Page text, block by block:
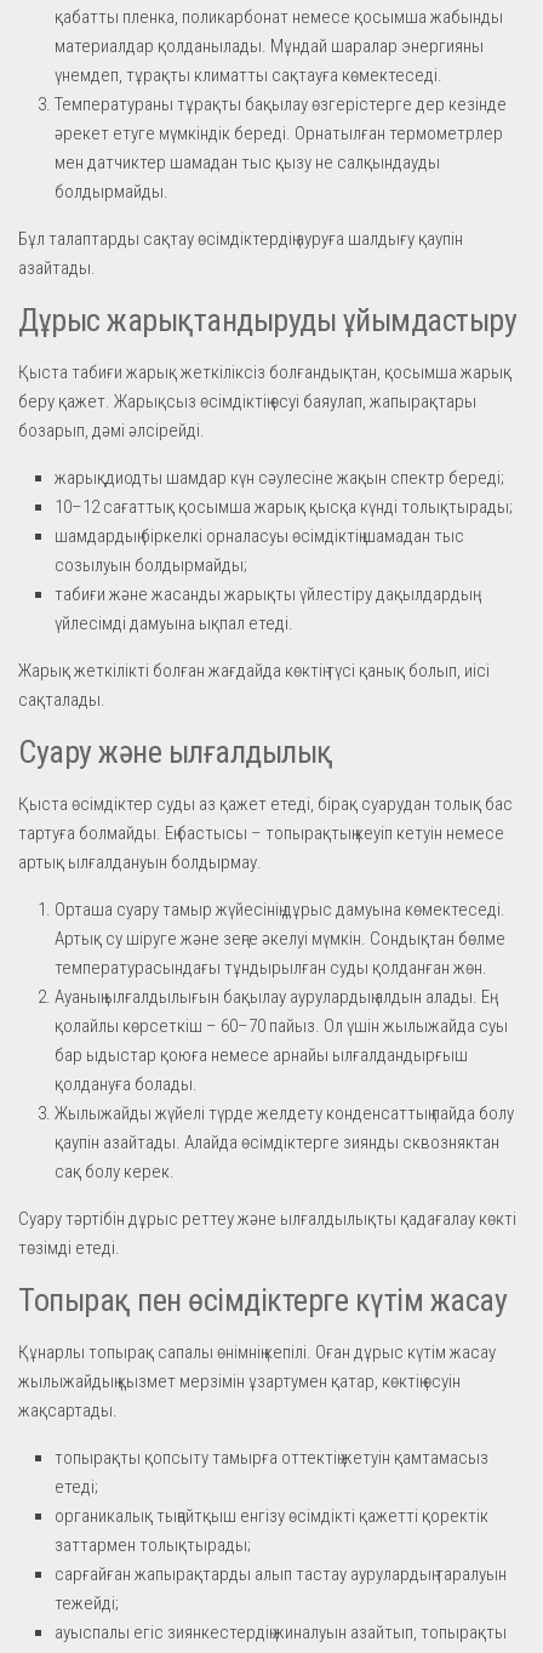
қабатты пленка, поликарбонат немесе қосымша жабынды
материалдар қолданылады. Мұндай шаралар энергияны
үнемдеп, тұрақты климатты сақтауға көмектеседі.
Температураны тұрақты бақылау өзгерістерге дер кезінде
әрекет етуге мүмкіндік береді. Орнатылған термометрлер
мен датчиктер шамадан тыс қызу не салқындауды
болдырмайды.
Бұл талаптарды сақтау өсімдіктердің ауруға шалдығу қаупін
азайтады.
Дұрыс жарықтандыруды ұйымдастыру
Қыста табиғи жарық жеткіліксіз болғандықтан, қосымша жарық
беру қажет. Жарықсыз өсімдіктің өсуі баяулап, жапырақтары
бозарып, дәмі әлсірейді.
жарықдиодты шамдар күн сәулесіне жақын спектр береді;
10–12 сағаттық қосымша жарық қысқа күнді толықтырады;
шамдардың біркелкі орналасуы өсімдіктің шамадан тыс
созылуын болдырмайды;
табиғи және жасанды жарықты үйлестіру дақылдардың
үйлесімді дамуына ықпал етеді.
Жарық жеткілікті болған жағдайда көктің түсі қанық болып, иісі
сақталады.
Суару және ылғалдылық
Қыста өсімдіктер суды аз қажет етеді, бірақ суарудан толық бас
тартуға болмайды. Ең бастысы – топырақтың кеуіп кетуін немесе
артық ылғалдануын болдырмау.
Орташа суару тамыр жүйесінің дұрыс дамуына көмектеседі.
Артық су шіруге және зеңге әкелуі мүмкін. Сондықтан бөлме
температурасындағы тұндырылған суды қолданған жөн.
Ауаның ылғалдылығын бақылау аурулардың алдын алады. Ең
қолайлы көрсеткіш – 60–70 пайыз. Ол үшін жылыжайда суы
бар ыдыстар қоюға немесе арнайы ылғалдандырғыш
қолдануға болады.
Жылыжайды жүйелі түрде желдету конденсаттың пайда болу
қаупін азайтады. Алайда өсімдіктерге зиянды сквозняктан
сақ болу керек.
Суару тәртібін дұрыс реттеу және ылғалдылықты қадағалау көкті
төзімді етеді.
Топырақ пен өсімдіктерге күтім жасау
Құнарлы топырақ сапалы өнімнің кепілі. Оған дұрыс күтім жасау
жылыжайдың қызмет мерзімін ұзартумен қатар, көктің өсуін
жақсартады.
топырақты қопсыту тамырға оттектің жетуін қамтамасыз
етеді;
органикалық тыңайтқыш енгізу өсімдікті қажетті қоректік
заттармен толықтырады;
сарғайған жапырақтарды алып тастау аурулардың таралуын
тежейді;
ауыспалы егіс зиянкестердің жиналуын азайтып, топырақты